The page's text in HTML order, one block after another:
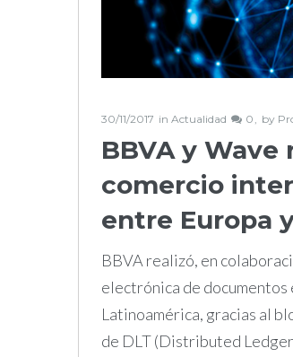
30/11/2017 in Actualidad 0 by
BBVA y
comercio
entre Europa
BBVA realizó, en
electrónica de
Latinoamérica, gracias al
de DLT (Distributed Ledger